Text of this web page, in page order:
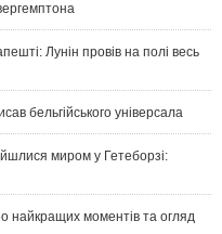
Лунін провів на полі весь
бельгійського універсала
миром у Гетеборзі:
найкращих моментів та огляд